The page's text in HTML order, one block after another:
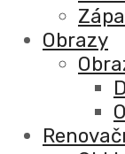
Obrazy